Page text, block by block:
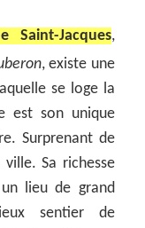
Saint-Jacques,
, existe une
se loge la
est son unique
Surprenant de
Sa richesse
lieu de grand
sentier de